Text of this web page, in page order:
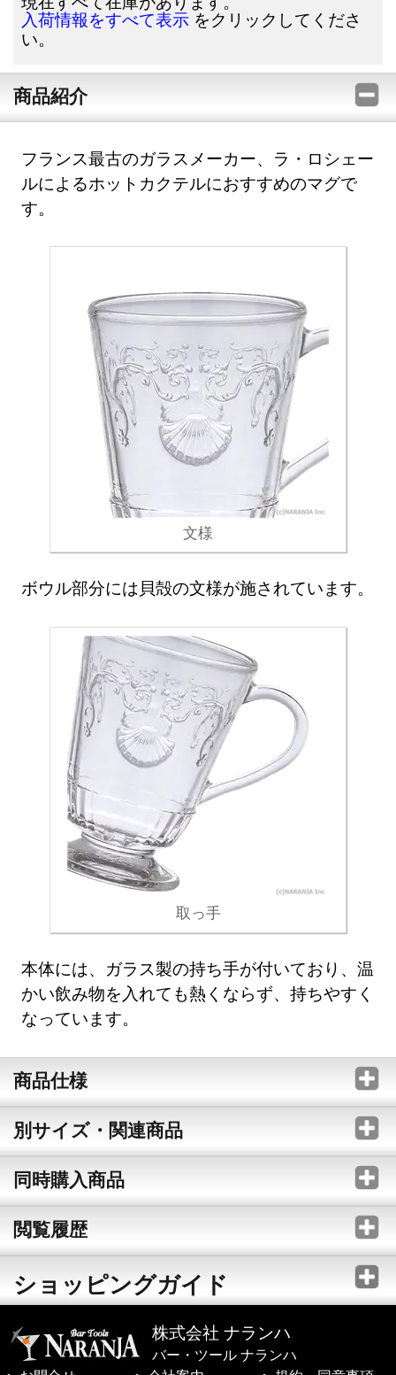
入荷情報をすべて表示 をクリックしてくださ
い。
商品紹介
フランス最古のガラスメーカー、ラ・ロシェー
ルによるホットカクテルにおすすめのマグで
す。
文様
ボウル部分には貝殻の文様が施されています。
取っ手
本体には、ガラス製の持ち手が付いており、温
かい飲み物を入れても熱くならず、持ちやすく
なっています。
商品仕様
別サイズ・関連商品
同時購入商品
閲覧履歴
ショッピングガイド
株式会社 ナランハ
バー・ツール ナランハ